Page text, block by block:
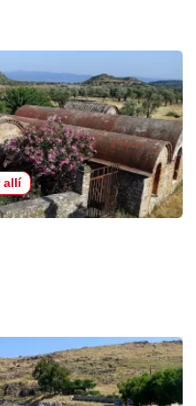
allí